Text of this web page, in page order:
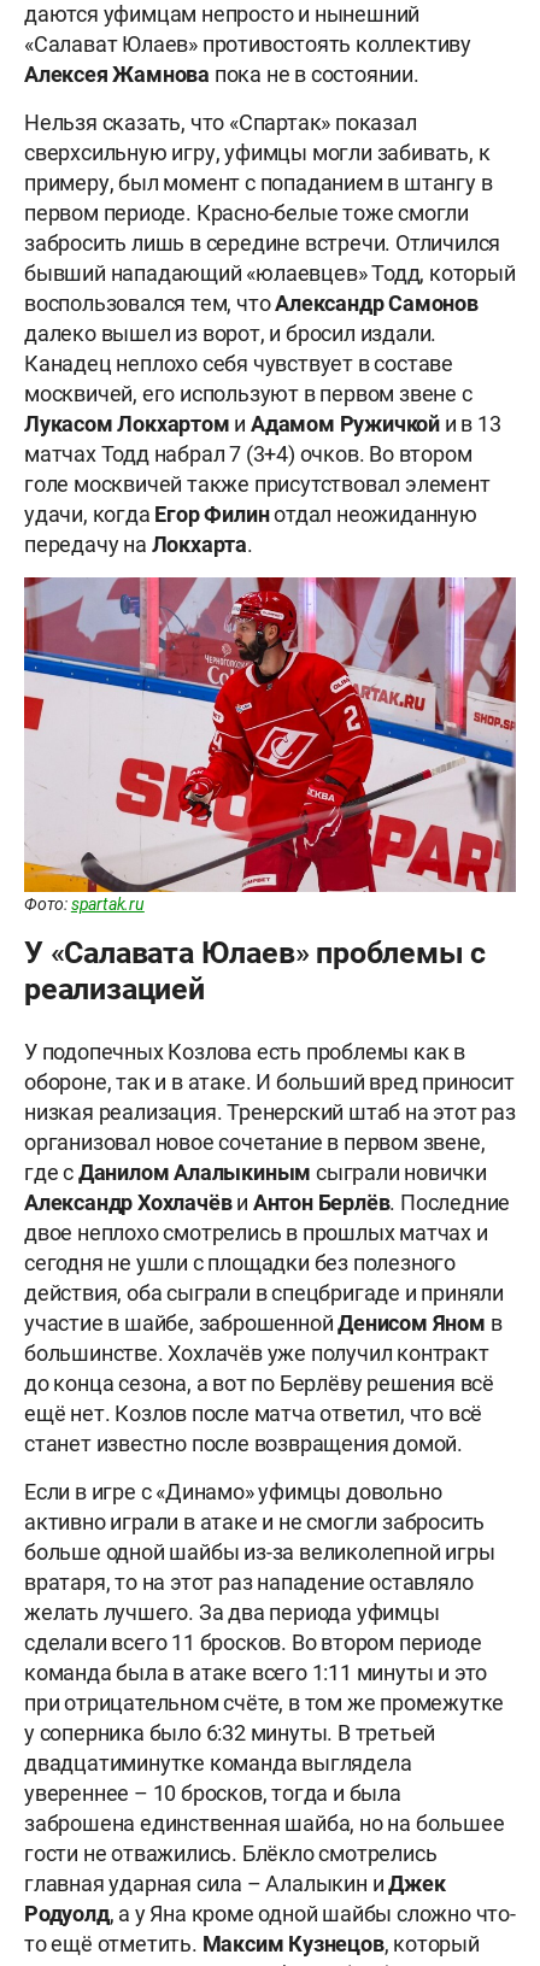
даются уфимцам непросто и нынешний
«Салават Юлаев» противостоять коллективу
Алексея Жамнова пока не в состоянии.
Нельзя сказать, что «Спартак» показал
сверхсильную игру, уфимцы могли забивать, к
примеру, был момент с попаданием в штангу в
первом периоде. Красно-белые тоже смогли
забросить лишь в середине встречи. Отличился
бывший нападающий «юлаевцев»Тодд, который
воспользовался тем, чтоАлександр Самонов
далеко вышел из ворот, и бросил издали.
Канадец неплохо себя чувствует в составе
москвичей, его используют в первом звене с
Лукасом Локхартом иАдамом Ружичкой и в 13
матчах Тодд набрал 7 (3+4) очков. Во втором
голе москвичей также присутствовал элемент
удачи, когда Егор Филинотдал неожиданную
передачу на Локхарта.
Фото:spartak.ru
У «Салавата Юлаев» проблемы с
реализацией
У подопечных Козлова есть проблемы как в
обороне, так и в атаке. И больший вред приносит
низкая реализация. Тренерский штаб на этот раз
организовал новое сочетание в первом звене,
где сДанилом Алалыкиным сыграли новички
Александр Хохлачёви Антон Берлёв. Последние
двое неплохо смотрелись в прошлых матчах и
сегодня не ушли с площадки без полезного
действия, оба сыграли в спецбригаде и приняли
участие в шайбе, заброшеннойДенисом Яном в
большинстве. Хохлачёв уже получил контракт
до конца сезона, а вот по Берлёву решения всё
ещё нет. Козлов после матча ответил, что всё
станет известно после возвращения домой.
Если в игре с «Динамо» уфимцы довольно
активно играли в атаке и не смогли забросить
больше одной шайбы из-за великолепной игры
вратаря, то на этот раз нападение оставляло
желать лучшего. За два периода уфимцы
сделали всего 11 бросков. Во втором периоде
команда была в атаке всего 1:11 минуты и это
при отрицательном счёте, в том же промежутке
у соперника было 6:32 минуты. В третьей
двадцатиминутке команда выглядела
увереннее – 10 бросков, тогда и была
заброшена единственная шайба, но на большее
гости не отважились. Блёкло смотрелись
главная ударная сила – Алалыкин иДжек
Родуолд, а у Яна кроме одной шайбы сложно что-
то ещё отметить. Максим Кузнецов, который